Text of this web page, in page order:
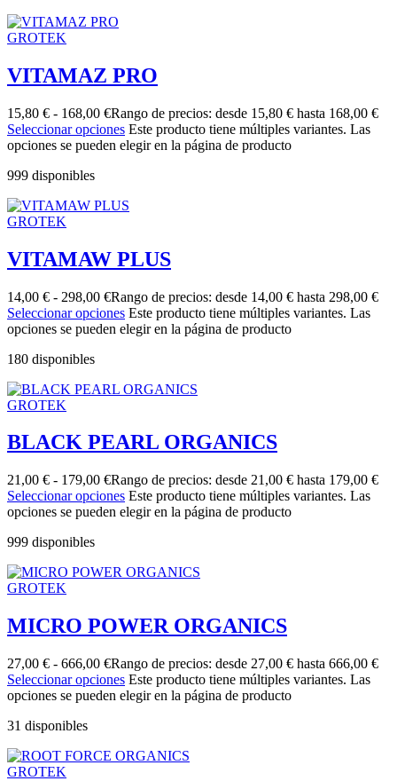
GROTEK
VITAMAZ PRO
15,80 € - 168,00 €Rango de precios: desde 15,80 € hasta 168,00 €
Seleccionar opciones Este producto tiene múltiples variantes. Las
opciones se pueden elegir en la página de producto
999 disponibles
GROTEK
VITAMAW PLUS
14,00 € - 298,00 €Rango de precios: desde 14,00 € hasta 298,00 €
Seleccionar opciones Este producto tiene múltiples variantes. Las
opciones se pueden elegir en la página de producto
180 disponibles
GROTEK
BLACK PEARL ORGANICS
21,00 € - 179,00 €Rango de precios: desde 21,00 € hasta 179,00 €
Seleccionar opciones Este producto tiene múltiples variantes. Las
opciones se pueden elegir en la página de producto
999 disponibles
GROTEK
MICRO POWER ORGANICS
27,00 € - 666,00 €Rango de precios: desde 27,00 € hasta 666,00 €
Seleccionar opciones Este producto tiene múltiples variantes. Las
opciones se pueden elegir en la página de producto
31 disponibles
GROTEK